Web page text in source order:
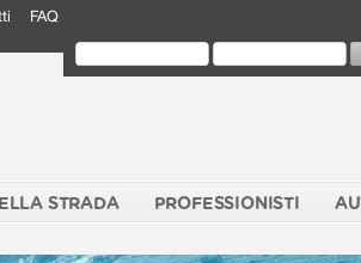
FAQ
STRADA PROFESSIONISTI